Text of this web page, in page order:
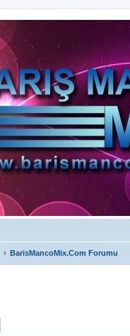
BarisMancoMix.Com Forumu